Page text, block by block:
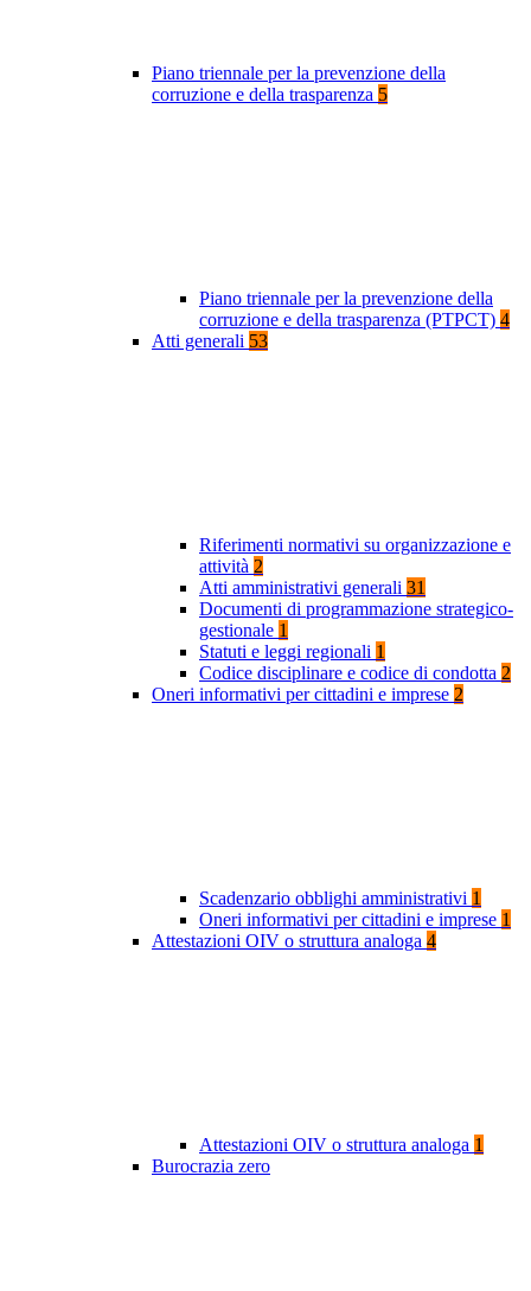
Piano triennale per la prevenzione della
corruzione e della trasparenza 5
Piano triennale per la prevenzione della
corruzione e della trasparenza (PTPCT) 4
Atti generali 53
Riferimenti normativi su organizzazione e
attività 2
Atti amministrativi generali 31
Documenti di programmazione strategico-
gestionale 1
Statuti e leggi regionali 1
Codice disciplinare e codice di condotta 2
Oneri informativi per cittadini e imprese 2
Scadenzario obblighi amministrativi 1
Oneri informativi per cittadini e imprese 1
Attestazioni OIV o struttura analoga 4
Attestazioni OIV o struttura analoga 1
Burocrazia zero